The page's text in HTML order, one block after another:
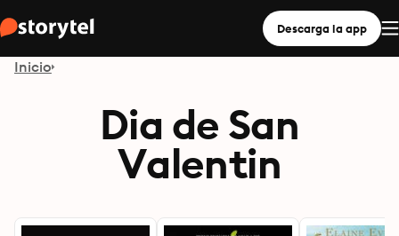
Descarga la app
Inicio
Dia de San
Valentin